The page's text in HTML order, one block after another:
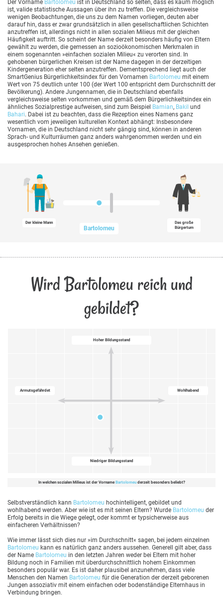
Der Vorname Bartolomeu ist in Deutschland so selten, dass es kaum möglich
ist, valide statistische Aussagen über ihn zu treffen. Die vergleichsweise
wenigen Beobachtungen, die uns zu dem Namen vorliegen, deuten aber
darauf hin, dass er zwar grundsätzlich in allen gesellschaftlichen Schichten
anzutreffen ist, allerdings nicht in allen sozialen Milieus mit der gleichen
Häufigkeit auftritt. So scheint der Name derzeit besonders häufig von Eltern
gewählt zu werden, die gemessen an sozioökonomischen Merkmalen in
einem sogenannten »einfachen sozialen Milieu« zu verorten sind. In
gehobenen bürgerlichen Kreisen ist der Name dagegen in der derzeitigen
Kindergeneration eher selten anzutreffen. Dementsprechend liegt auch der
SmartGenius Bürgerlichkeitsindex für den Vornamen Bartolomeu mit einem
Wert von 75 deutlich unter 100 (der Wert 100 entspricht dem Durchschnitt der
Bevölkerung). Andere Jungennamen, die in Deutschland ebenfalls
vergleichsweise selten vorkommen und gemäß dem Bürgerlichkeitsindex ein
ähnliches Sozialprestige aufweisen, sind zum Beispiel Bamian, Bakil und
Bahari. Dabei ist zu beachten, dass die Rezeption eines Namens ganz
wesentlich vom jeweiligen kulturellen Kontext abhängt: Insbesondere
Vornamen, die in Deutschland nicht sehr gängig sind, können in anderen
Sprach- und Kulturräumen ganz anders wahrgenommen werden und ein
ausgesprochen hohes Ansehen genießen.
Der kleine Mann
Bartolomeu
Das große
Bürgertum
Wird Bartolomeu reich und
gebildet?
Hoher Bildungsstand
Wohlhabend
Niedriger Bildungsstand
Armutsgefährdet
In welchen sozialen Milieus ist der Vorname Bartolomeuderzeit besonders beliebt?
Selbstverständlich kann Bartolomeu hochintelligent, gebildet und
wohlhabend werden. Aber wie ist es mit seinen Eltern? Wurde Bartolomeu der
Erfolg bereits in die Wiege gelegt, oder kommt er typsicherweise aus
einfacheren Verhältnissen?
Wie immer lässt sich dies nur »im Durchschnitt« sagen, bei jedem einzelnen
Bartolomeu kann es natürlich ganz anders aussehen. Generell gilt aber, dass
der Name Bartolomeu in den letzten Jahren weder bei Eltern mit hoher
Bildung noch in Familien mit überdurchschnittlich hohem Einkommen
besonders populär war. Es ist daher plausibel anzunehmen, dass viele
Menschen den Namen Bartolomeu für die Generation der derzeit geborenen
Jungen assoziativ mit einem einfachen oder bodenständige Elternhaus in
Verbindung bringen.